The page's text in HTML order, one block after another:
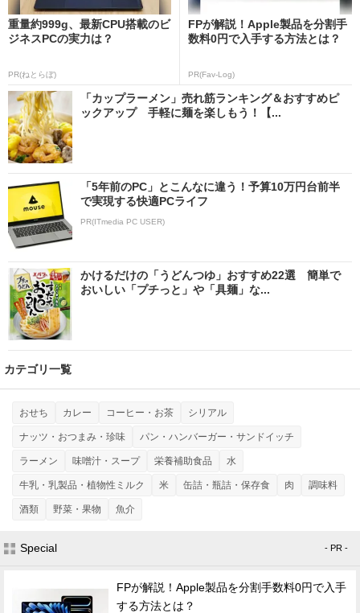
重量約999g、最新CPU搭載のビ
ジネスPCの実力は？
PR(ねとらぼ)
FPが解説！Apple製品を分割手
数料0円で入手する方法とは？
PR(Fav-Log)
「カップラーメン」売れ筋ランキング＆おすすめピ
ックアップ 手軽に麺を楽しもう！【...
「5年前のPC」とこんなに違う！予算10万円台前半
で実現する快適PCライフ
PR(ITmedia PC USER)
かけるだけの「うどんつゆ」おすすめ22選 簡単で
おいしい「プチっと」や「具麺」な...
カテゴリ一覧
おせち カレー コーヒー・お茶 シリアル
ナッツ・おつまみ・珍味 パン・ハンバーガー・サンドイッチ
ラーメン 味噌汁・スープ 栄養補助食品 水
牛乳・乳製品・植物性ミルク 米 缶詰・瓶詰・保存食 肉 調味料
酒類 野菜・果物 魚介
Special - PR -
FPが解説！Apple製品を分割手数料0円で入手
する方法とは？